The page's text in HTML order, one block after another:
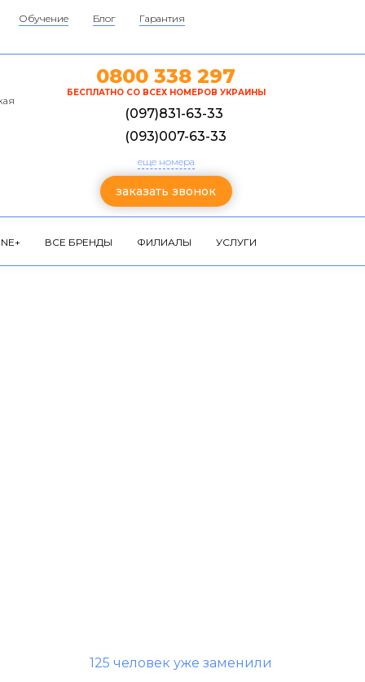
Обучение Блог Гарантия
0800 338 297
БЕСПЛАТНО СО ВСЕХ НОМЕРОВ УКРАИНЫ
(097)831-63-33
(093)007-63-33
еще номера
заказать звонок
ВСЕ БРЕНДЫ ФИЛИАЛЫ УСЛУГИ
125 человек уже заменили